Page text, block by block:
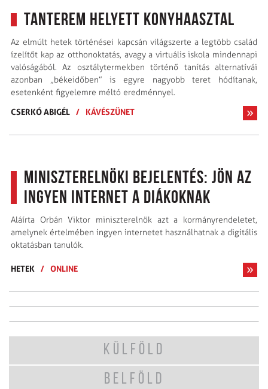
Tanterem helyett konyhaasztal
Az elmúlt hetek történései kapcsán világszerte a legtöbb család
ízelítőt kap az otthonoktatás, avagy a virtuális iskola mindennapi
valóságából. Az osztálytermekben történő tanítás alternatívái
azonban „békeidőben” is egyre nagyobb teret hódítanak,
esetenként figyelemre méltó eredménnyel.
CSERKÓ ABIGÉL / KÁVÉSZÜNET
Miniszterelnöki bejelentés: jön az
ingyen internet a diákoknak
Aláírta Orbán Viktor miniszterelnök azt a kormányrendeletet,
amelynek értelmében ingyen internetet használhatnak a digitális
oktatásban tanulók.
HETEK / ONLINE
KÜLFÖLD
BELFÖLD